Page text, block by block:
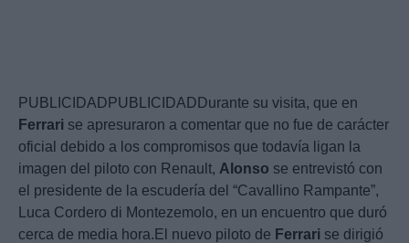
PUBLICIDADPUBLICIDADDurante su visita, que en
Ferrari se apresuraron a comentar que no fue de carácter
oficial debido a los compromisos que todavía ligan la
imagen del piloto con Renault, Alonso se entrevistó con
el presidente de la escudería del “Cavallino Rampante”,
Luca Cordero di Montezemolo, en un encuentro que duró
cerca de media hora.El nuevo piloto de Ferrari se dirigió